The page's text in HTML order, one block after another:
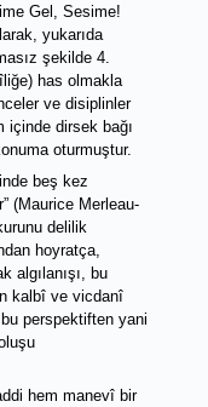
Gel, Sesime!
yukarıda
şekilde 4.
has olmakla
ve disiplinler
dirsek bağı
oturmuştur.
beş kez
(Maurice Merleau-
delilik
hoyratça,
algılanışı, bu
kalbî ve vicdanî
perspektiften yani
hem manevî bir